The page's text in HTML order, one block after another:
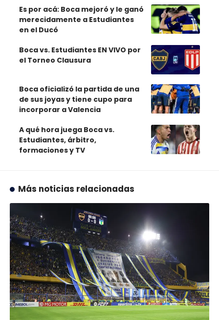
Es por acá: Boca mejoró y le ganó
merecidamente a Estudiantes
en el Ducó
Boca vs. Estudiantes EN VIVO por
el Torneo Clausura
Boca oficializó la partida de una
de sus joyas y tiene cupo para
incorporar a Valencia
A qué hora juega Boca vs.
Estudiantes, árbitro,
formaciones y TV
Más noticias relacionadas